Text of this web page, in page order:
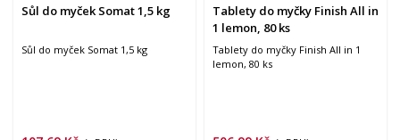
Sůl do myček Somat 1,5 kg
Sůl do myček Somat 1,5 kg
Tablety do myčky Finish All in
1 lemon, 80 ks
Tablety do myčky Finish All in 1
lemon, 80 ks